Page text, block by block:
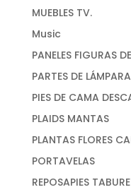
MUEBLES TV.
Music
PANELES FIGURAS
PARTES DE
PIES DE CAMA
PLAIDS MANTAS
PLANTAS FLORES
PORTAVELAS
REPOSAPIES